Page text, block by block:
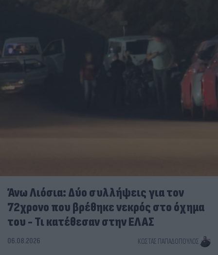
Άνω Λιόσια: Δύο συλλήψεις για τον
72χρονο που βρέθηκε νεκρός στο όχημα
του - Τι κατέθεσαν στην ΕΛΑΣ
06.08.2026 ΚΏΣΤΑΣ ΠΑΠΑΔΌΠΟΥΛΟΣ